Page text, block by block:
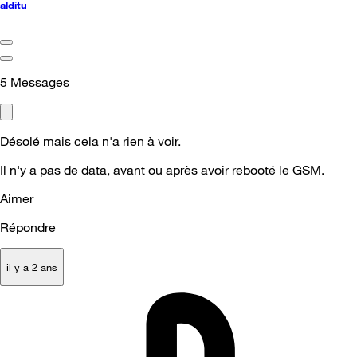
alditu
5 Messages
Désolé mais cela n'a rien à voir.
Il n'y a pas de data, avant ou après avoir rebooté le GSM.
Aimer
Répondre
il y a 2 ans